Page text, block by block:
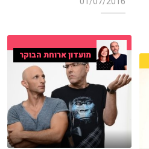
מועדון ארוחת הבוקר